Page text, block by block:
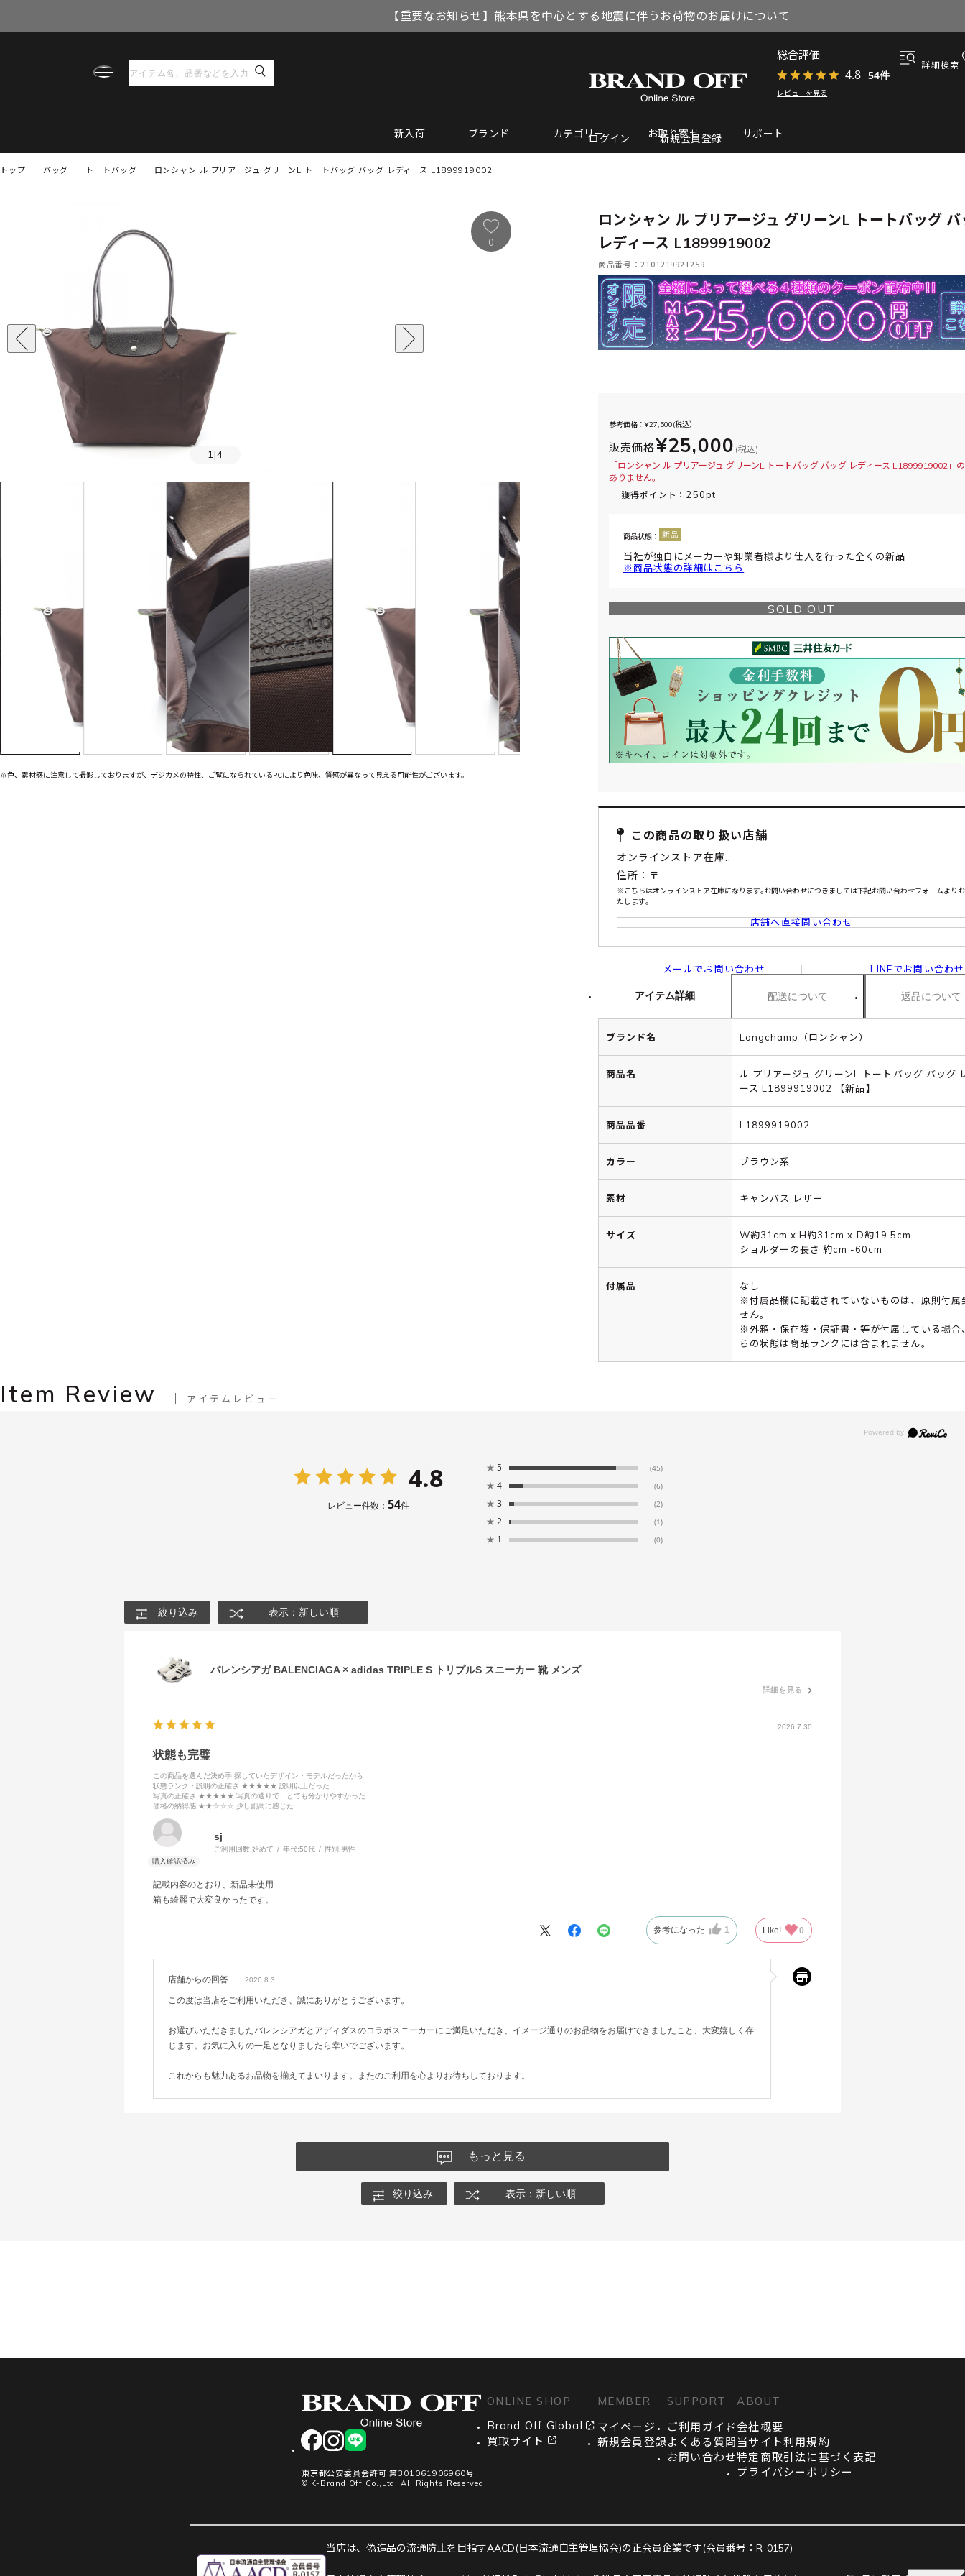
【重要なお知らせ】熊本県を中心とする地震に伴うお荷物のお届けについて
総合評価
4.8 54件
レビューを見る
詳細検索
新入荷 ブランド カテゴリー お取り寄せ サポート
ログイン 新規会員登録
トップ ロンシャン ル プリアージュ グリーンL トートバッグ バッグ レディース L1899919002
バッグ トートバッグ
SOLD OUT
1 |4
0
※色、素材感に注意して撮影しておりますが、デジカメの特性、ご覧になられているPCにより色味、質感が異なって見える可能性がございます。
ロンシャン ル プリアージュ グリーンL トートバッグ バ
レディース L1899919002
商品番号：2101219921259
参考価格：¥27,500(税込）
販売価格¥25,000 (税込)
「ロンシャン ル プリアージュ グリーンL トートバッグ バッグ レディース L1899919002」
ありません。
獲得ポイント： 250pt
商品状態：
当社が独自にメーカーや卸業者様より仕入を行った全くの新品
※商品状態の詳細はこちら
SOLD OUT
この商品の取り扱い店舗
オンラインストア在庫..
住所：〒
※こちらはオンラインストア在庫になります｡お問い合わせにつきましては下記お問い合わせフォームより
たします｡
店舗へ直接問い合わせ
メールでお問い合わせ LINEでお問い合わせ
アイテム詳細 配送について 返品について
ブランド名 Longchamp（ロンシャン）
商品名
ル プリアージュ グリーンL トートバッグ バッグ
ース L1899919002 【新品】
商品品番 L1899919002
カラー ブラウン系
素材 キャンバス レザー
サイズ
W約31cm x H約31cm x D約19.5cm
ショルダーの長さ 約cm -60cm
付属品
なし
※付属品欄に記載されていないものは、原則付属
せん。
※外箱・保存袋・保証書・等が付属している場合
らの状態は商品ランクには含まれません。
Item Review アイテムレビュー
4.8
レビュー件数： 54件
★ 5 (45)
★ 4 (6)
★ 3 (2)
★ 2 (1)
★ 1 (0)
絞り込み 表示：新しい順
バレンシアガ BALENCIAGA × adidas TRIPLE S トリプルS スニーカー 靴 メンズ
詳細を見る
2026.7.30
状態も完璧
この商品を選んだ決め手:探していたデザイン・モデルだったから
状態ランク・説明の正確さ :★★★★★ 説明以上だった
写真の正確さ :★★★★★ 写真の通りで、とても分かりやすかった
価格の納得感:★★☆☆☆ 少し割高に感じた
sj
ご利用回数:始めて 年代:50代 性別:男性
記載内容のとおり、新品未使用
箱も綺麗で大変良かったです。
参考になった 1 Like! 0
店舗からの回答 2026.8.3
この度は当店をご利用いただき、誠にありがとうございます。
お選びいただきましたバレンシアガとアディダスのコラボスニーカーにご満足いただき、イメージ通りのお品物をお届けできましたこと、大変嬉しく存
じます。お気に入りの一足となりましたら幸いでございます。
これからも魅力あるお品物を揃えてまいります。またのご利用を心よりお待ちしております。
もっと見る
絞り込み 表示：新しい順
facebookinstagram
LINE
東京都公安委員会許可 第301061906960号
© K-Brand Off Co.,Ltd. All Rights Reserved.
ONLINE SHOP
Brand Off Global
買取サイト
MEMBER
マイページ
新規会員登録
SUPPORT
ご利用ガイド
よくある質問
お問い合わせ
ABOUT
会社概要
当サイト利用規約
特定商取引法に基づく表記
プライバシーポリシー
当店は、偽造品の流通防止を目指すAACD(日本流通自主管理協会)の正会員企業です(会員番号：R-0157)